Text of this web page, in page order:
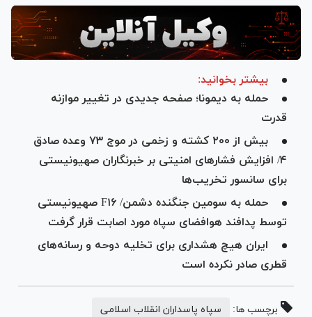
بیشتر بخوانید:
حمله به دیمونا؛ صفحه جدیدی در تغییر موازنه
قدرت
بیش از ۲۰۰ کشته و زخمی در موج ۷۳ وعده صادق
۴/ افزایش فشار‌های امنیتی بر خبرنگاران صهیونیستی
برای سانسور تخریب‌ها
حمله به سومین جنگنده دشمن/ F۱۶ صهیونیستی
توسط پدافند هوافضای سپاه مورد اصابت قرار گرفت
ایران هیچ هشداری برای تخلیه دوحه و رسانه‌های
قطری صادر نکرده است
برچسب ها: سپاه پاسداران انقلاب اسلامی